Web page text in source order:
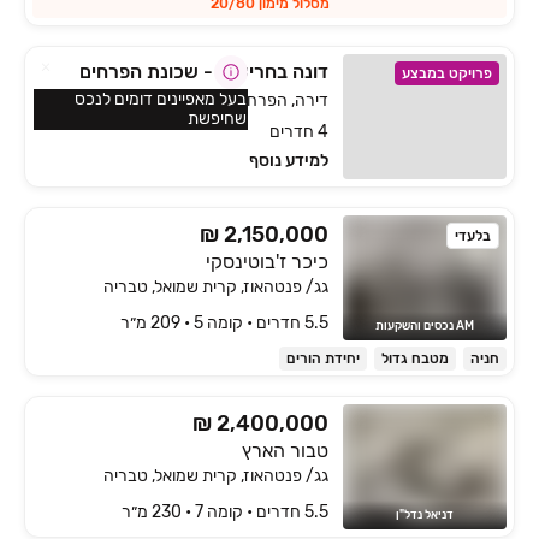
מסלול מימון 20/80
פרויקט במבצע דונה בחריש 2 - שכונת הפרחים
דירה, הפרחים, חריש
4 חדרים
למידע נוסף
בעל מאפיינים דומים לנכס
שחיפשת
בלעדי
AM נכסים והשקעות
₪ 2,150,000
כיכר ז'בוטינסקי
גג/ פנטהאוז, קרית שמואל, טבריה
5.5 חדרים • קומה ‎5‏ • 209 מ״ר
חניה מטבח גדול יחידת הורים
דניאל נדל"ן
₪ 2,400,000
טבור הארץ
גג/ פנטהאוז, קרית שמואל, טבריה
5.5 חדרים • קומה ‎7‏ • 230 מ״ר